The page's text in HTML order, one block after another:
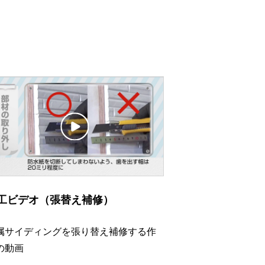
ビデオ（張替え補修）
サイディングを張り替え補修する作
動画